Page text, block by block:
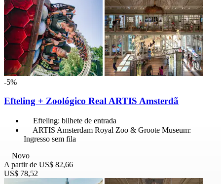
-5%
Efteling + Zoológico Real ARTIS Amsterdã
Efteling: bilhete de entrada
ARTIS Amsterdam Royal Zoo & Groote Museum:
Ingresso sem fila
Novo
A partir de US$ 82,66
US$ 78,52